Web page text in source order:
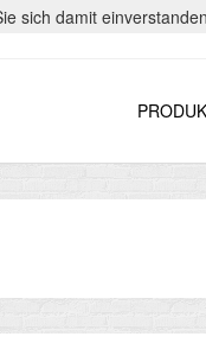
sich damit